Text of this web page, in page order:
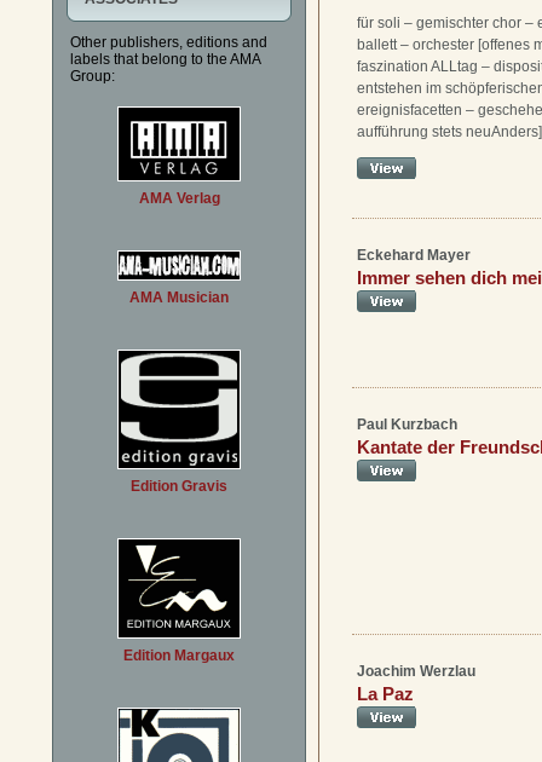
Other publishers, editions and
labels that belong to the AMA
Group:
AMA Verlag
AMA Musician
Edition Gravis
Edition Margaux
für soli – gemischter chor –
ballett – orchester [offenes
faszination ALLtag –
entstehen im
ereignisfacetten –
aufführung stets neuAnders]
Eckehard Mayer
Immer sehen dich
Paul Kurzbach
Kantate der
Joachim Werzlau
La Paz